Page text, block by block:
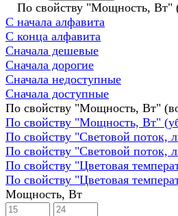
По свойству "Мощность, Вт"
С начала алфавита
С конца алфавита
Сначала дешевые
Сначала дорогие
Сначала недоступные
Сначала доступные
По свойству "Мощность, Вт"
По свойству "Мощность, Вт"
По свойству "Световой поток,
По свойству "Световой поток,
По свойству "Цветовая
По свойству "Цветовая
Мощность, Вт